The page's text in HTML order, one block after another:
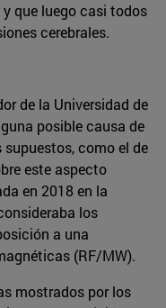
que luego casi todos
cerebrales.
de la Universidad de
posible causa de
como el de
este aspecto
en 2018 en la
los
a una
(RF/MW).
mostrados por los